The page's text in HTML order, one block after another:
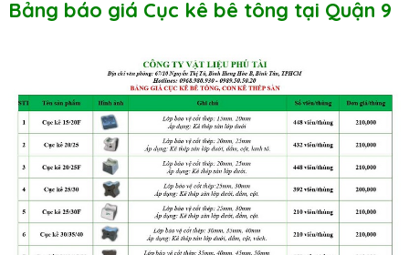
Bảng báo giá Cục kê bê tông tại Quận 9